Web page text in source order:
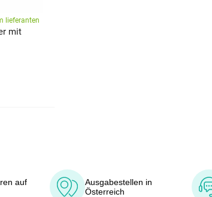
lieferanten
mit
auf
Ausgabestellen in
Österreich